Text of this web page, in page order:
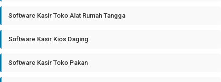
Software Kasir Toko Alat Rumah Tangga
Software Kasir Kios Daging
Software Kasir Toko Pakan